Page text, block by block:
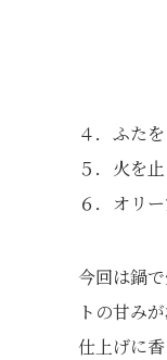
４．ふた
５．火を
６．オリ
今回は鍋
トの甘み
仕上げに